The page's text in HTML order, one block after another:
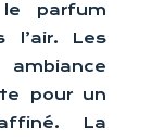
parfum
l’air. Les
pour un
La